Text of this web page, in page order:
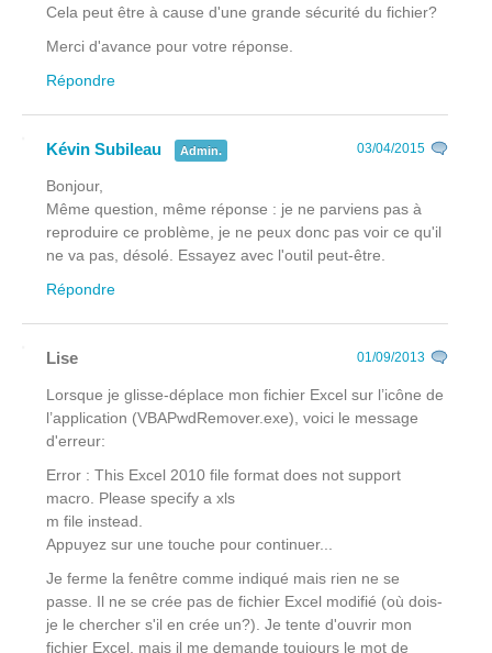
Cela peut être à cause d'une grande sécurité du fichier?
Merci d'avance pour votre réponse.
Répondre
Kévin Subileau Admin. 03/04/2015
Bonjour,
Même question, même réponse : je ne parviens pas à
reproduire ce problème, je ne peux donc pas voir ce qu'il
ne va pas, désolé. Essayez avec l'outil peut-être.
Répondre
Lise 01/09/2013
Lorsque je glisse-déplace mon fichier Excel sur l’icône de
l’application (VBAPwdRemover.exe), voici le message
d'erreur:
Error : This Excel 2010 file format does not support
macro. Please specify a xls
m file instead.
Appuyez sur une touche pour continuer...
Je ferme la fenêtre comme indiqué mais rien ne se
passe. Il ne se crée pas de fichier Excel modifié (où dois-
je le chercher s'il en crée un?). Je tente d'ouvrir mon
fichier Excel, mais il me demande toujours le mot de